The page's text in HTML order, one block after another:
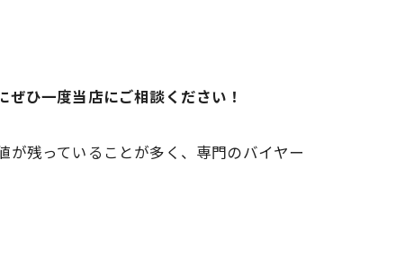
ぜひ一度当店にご相談ください！
残っていることが多く、専門のバイヤー